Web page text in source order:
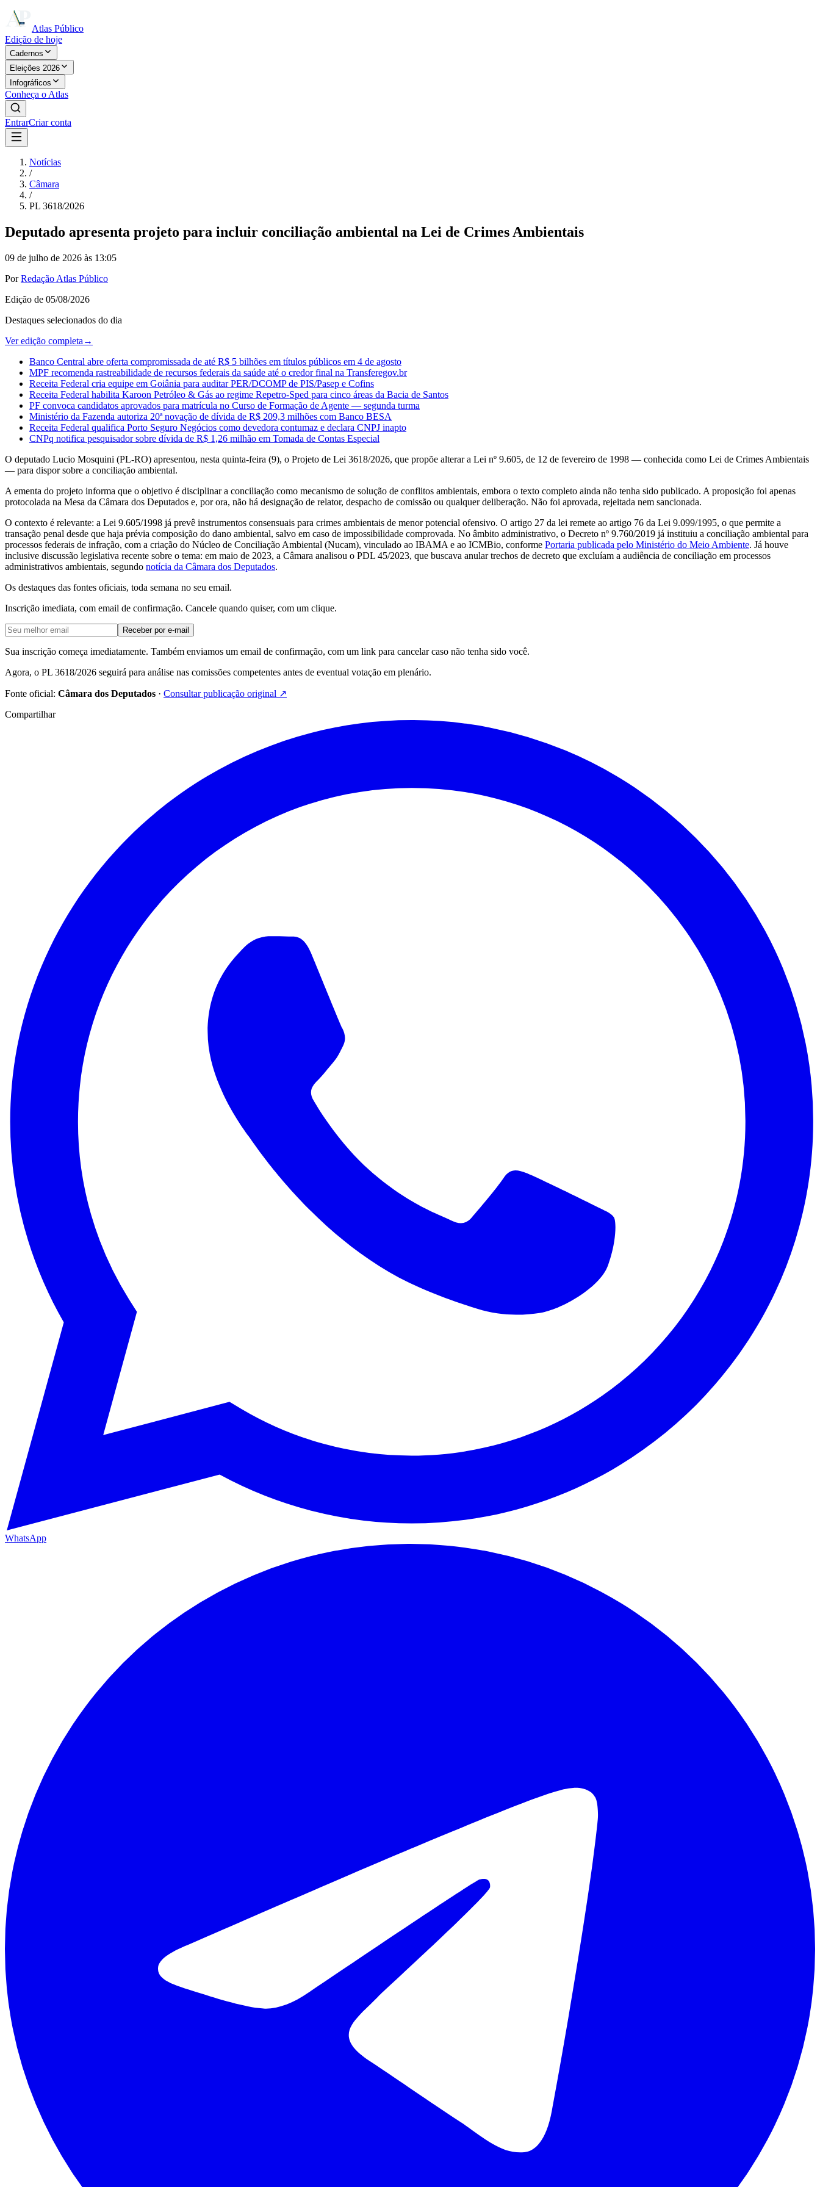
Atlas Público
Edição de hoje
Cadernos
Eleições 2026
Infográficos
Conheça o Atlas
EntrarCriar conta
Notícias
/
Câmara
/
PL 3618/2026
Deputado apresenta projeto para incluir conciliação ambiental na Lei de Crimes Ambientais
09 de julho de 2026 às 13:05
Por Redação Atlas Público
Edição de 05/08/2026
Destaques selecionados do dia
Ver edição completa →
Banco Central abre oferta compromissada de até R$ 5 bilhões em títulos públicos em 4 de agosto
MPF recomenda rastreabilidade de recursos federais da saúde até o credor final na Transferegov.br
Receita Federal cria equipe em Goiânia para auditar PER/DCOMP de PIS/Pasep e Cofins
Receita Federal habilita Karoon Petróleo & Gás ao regime Repetro-Sped para cinco áreas da Bacia de Santos
PF convoca candidatos aprovados para matrícula no Curso de Formação de Agente — segunda turma
Ministério da Fazenda autoriza 20ª novação de dívida de R$ 209,3 milhões com Banco BESA
Receita Federal qualifica Porto Seguro Negócios como devedora contumaz e declara CNPJ inapto
CNPq notifica pesquisador sobre dívida de R$ 1,26 milhão em Tomada de Contas Especial
O deputado Lucio Mosquini (PL-RO) apresentou, nesta quinta-feira (9), o Projeto de Lei 3618/2026, que propõe alterar a Lei nº 9.605, de 12 de fevereiro de 1998 — conhecida como Lei de Crimes Ambientais
— para dispor sobre a conciliação ambiental.
A ementa do projeto informa que o objetivo é disciplinar a conciliação como mecanismo de solução de conflitos ambientais, embora o texto completo ainda não tenha sido publicado. A proposição foi apenas
protocolada na Mesa da Câmara dos Deputados e, por ora, não há designação de relator, despacho de comissão ou qualquer deliberação. Não foi aprovada, rejeitada nem sancionada.
O contexto é relevante: a Lei 9.605/1998 já prevê instrumentos consensuais para crimes ambientais de menor potencial ofensivo. O artigo 27 da lei remete ao artigo 76 da Lei 9.099/1995, o que permite a
transação penal desde que haja prévia composição do dano ambiental, salvo em caso de impossibilidade comprovada. No âmbito administrativo, o Decreto nº 9.760/2019 já instituiu a conciliação ambiental para
processos federais de infração, com a criação do Núcleo de Conciliação Ambiental (Nucam), vinculado ao IBAMA e ao ICMBio, conforme Portaria publicada pelo Ministério do Meio Ambiente. Já houve
inclusive discussão legislativa recente sobre o tema: em maio de 2023, a Câmara analisou o PDL 45/2023, que buscava anular trechos de decreto que excluíam a audiência de conciliação em processos
administrativos ambientais, segundo notícia da Câmara dos Deputados.
Os destaques das fontes oficiais, toda semana no seu email.
Inscrição imediata, com email de confirmação. Cancele quando quiser, com um clique.
Receber por e-mail
Sua inscrição começa imediatamente. Também enviamos um email de confirmação, com um link para cancelar caso não tenha sido você.
Agora, o PL 3618/2026 seguirá para análise nas comissões competentes antes de eventual votação em plenário.
Fonte oficial: Câmara dos Deputados · Consultar publicação original ↗
Compartilhar
WhatsApp